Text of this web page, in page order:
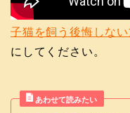
子猫を飼う後悔しな
にしてください。